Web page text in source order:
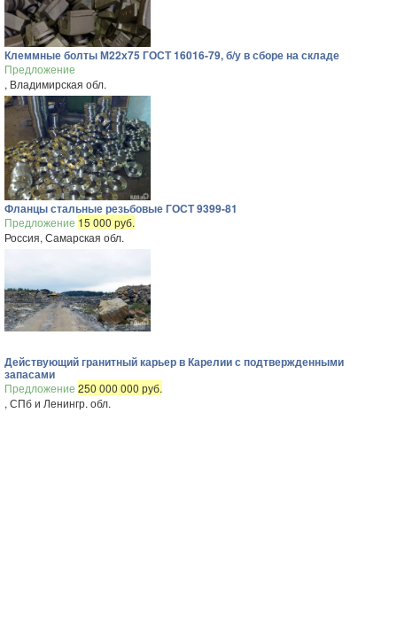
Клеммные болты М22х75 ГОСТ 16016-79, б/у в сборе на складе
Предложение
, Владимирская обл.
Фланцы стальные резьбовые ГОСТ 9399-81
Предложение 15 000 руб.
Россия, Самарская обл.
Действующий гранитный карьер в Карелии с подтвержденными
запасами
Предложение 250 000 000 руб.
, СПб и Ленингр. обл.